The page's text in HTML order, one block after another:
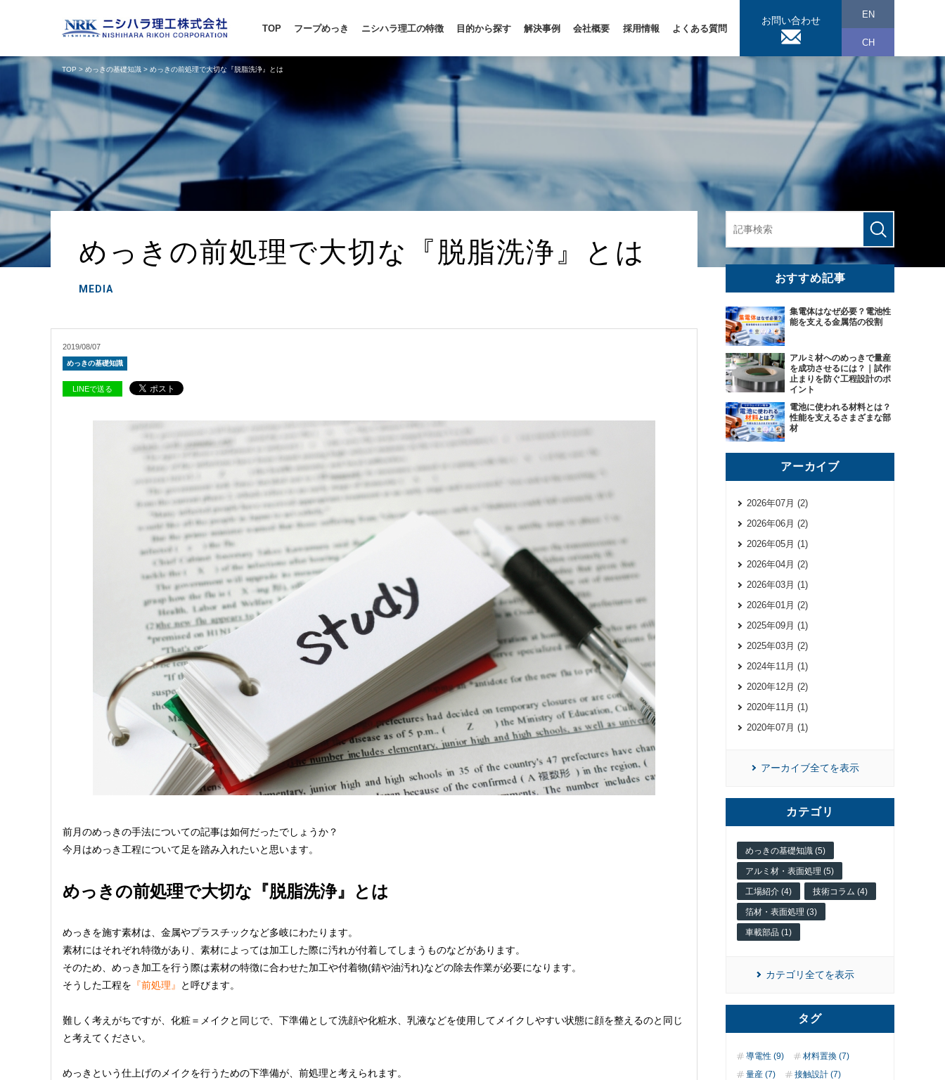
TOP フープめっき ニシハラ理工の特徴 目的から探す 解決事例 会社概要 採用情報 よくある質問
お問い合わせ
EN
CH
TOP > めっきの基礎知識 > めっきの前処理で大切な『脱脂洗浄』とは
めっきの前処理で大切な『脱脂洗浄』とは
MEDIA
2019/08/07
めっきの基礎知識
LINEで送る
前月のめっきの手法についての記事は如何だったでしょうか？
今月はめっき工程について足を踏み入れたいと思います。
めっきの前処理で大切な『脱脂洗浄』とは
めっきを施す素材は、金属やプラスチックなど多岐にわたります。
素材にはそれぞれ特徴があり、素材によっては加工した際に汚れが付着してしまうものなどがあります。
そのため、めっき加工を行う際は素材の特徴に合わせた加工や付着物(錆や油汚れ)などの除去作業が必要になります。
そうした工程を 『前処理』 と呼びます。
難しく考えがちですが、化粧＝メイクと同じで、下準備として洗顔や化粧水、乳液などを使用してメイクしやすい状態に顔を整えるのと同じ
と考えてください。
めっきという仕上げのメイクを行うための下準備が、前処理と考えられます。
おすすめ記事
集電体はなぜ必要？電池性
能を支える金属箔の役割
アルミ材へのめっきで量産
を成功させるには？｜試作
止まりを防ぐ工程設計のポ
イント
電池に使われる材料とは？
性能を支えるさまざまな部
材
アーカイブ
2026年07月 (2)
2026年06月 (2)
2026年05月 (1)
2026年04月 (2)
2026年03月 (1)
2026年01月 (2)
2025年09月 (1)
2025年03月 (2)
2024年11月 (1)
2020年12月 (2)
2020年11月 (1)
2020年07月 (1)
アーカイブ全てを表示
カテゴリ
めっきの基礎知識 (5)
アルミ材・表面処理 (5)
工場紹介 (4) 技術コラム (4)
箔材・表面処理 (3)
車載部品 (1)
カテゴリ全てを表示
タグ
導電性 (9)
材料置換 (7)
量産 (7)
接触設計 (7)